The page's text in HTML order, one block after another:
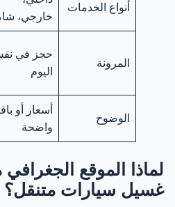
51 المنظفات المخصصة للسيارات
معدات الغسيل بالضغط أو بدون
54 جدول يوضح الأدوات والمنظفات
55 أفضل خدمات غسيل سيارات
56 ما الذي يميّز أفضل خدمة غسيل
أنواع الخدمات
خارجي،
المرونة
حجز في
اليوم
الوضوح
أسعار أو
واضحة
لماذا الموقع الجغرافي
غسيل سيارات متنقل؟